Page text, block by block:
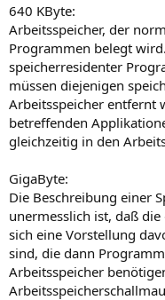
640 KByte:
Arbeitsspeicher, der
Programmen belegt
speicherresidenter
müssen diejenigen
Arbeitsspeicher entfernt
betreffenden
gleichzeitig in den
GigaByte:
Die Beschreibung einer
unermesslich ist, daß
sich eine Vorstellung
sind, die dann
Arbeitsspeicher